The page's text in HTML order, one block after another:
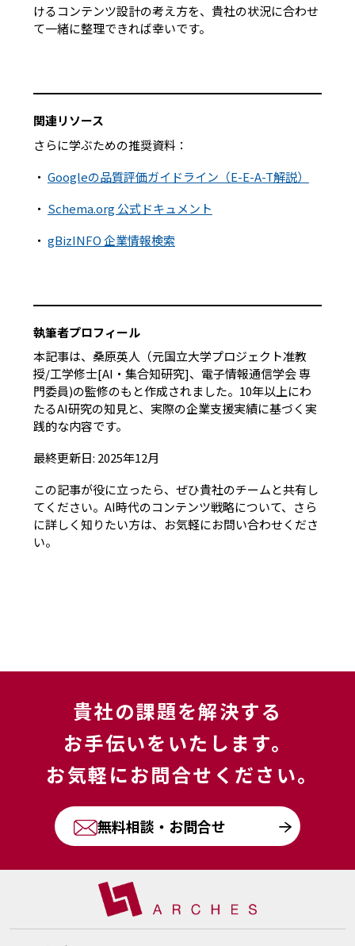
けるコンテンツ設計の考え方を、貴社の状況に合わせ
て一緒に整理できれば幸いです。
関連リソース
さらに学ぶための推奨資料：
・ Googleの品質評価ガイドライン（E-E-A-T解説）
・ Schema.org 公式ドキュメント
・ gBizINFO 企業情報検索
執筆者プロフィール
本記事は、桑原英人（元国立大学プロジェクト准教
授/工学修士[AI・集合知研究]、電子情報通信学会 専
門委員)の監修のもと作成されました。10年以上にわ
たるAI研究の知見と、実際の企業支援実績に基づく実
践的な内容です。
最終更新日: 2025年12月
この記事が役に立ったら、ぜひ貴社のチームと共有し
てください。AI時代のコンテンツ戦略について、さら
に詳しく知りたい方は、お気軽にお問い合わせくださ
い。
貴社の課題を解決する
お手伝いをいたします。
お気軽にお問合せください｡
無料相談・お問合せ